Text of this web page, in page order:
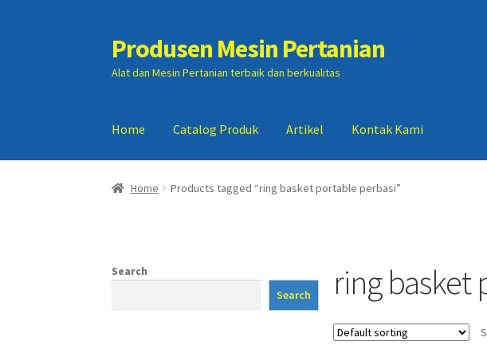
Skip
to
navigation
Skip
to
content
Produsen Mesin Pertanian
Alat dan Mesin Pertanian terbaik dan berkualitas
Home Catalog Produk Artikel Kontak Kami
Home Artikel Cart Checkout Kontak Kami My account
Home Products tagged “ring basket portable perbasi”
ring basket
Search
Search